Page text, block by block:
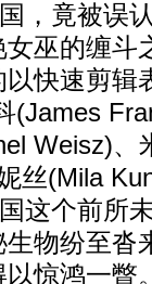
，竟被误
巫的缠斗
快速剪辑
(James
Weisz)、
丝(Mila
这个前所
物纷至沓
惊鸿一瞥